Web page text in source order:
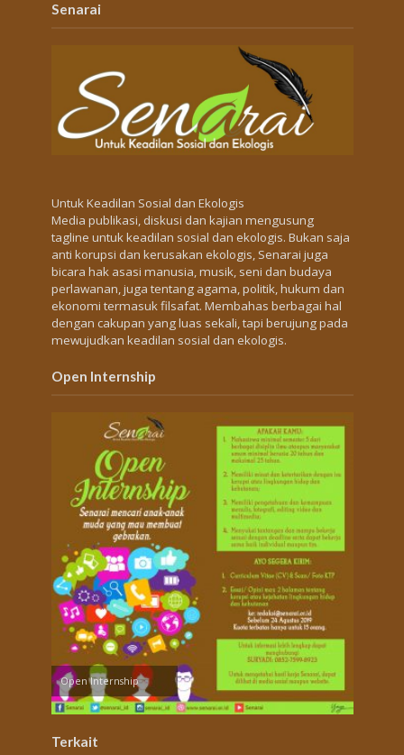
Senarai
Untuk Keadilan Sosial dan Ekologis
Media publikasi, diskusi dan kajian mengusung
tagline untuk keadilan sosial dan ekologis. Bukan saja
anti korupsi dan kerusakan ekologis, Senarai juga
bicara hak asasi manusia, musik, seni dan budaya
perlawanan, juga tentang agama, politik, hukum dan
ekonomi termasuk filsafat. Membahas berbagai hal
dengan cakupan yang luas sekali, tapi berujung pada
mewujudkan keadilan sosial dan ekologis.
Open Internship
Open Internship
Terkait